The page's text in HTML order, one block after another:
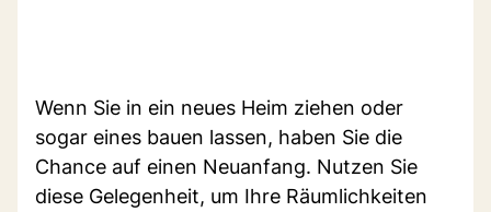
Wenn Sie in ein neues Heim ziehen oder
sogar eines bauen lassen, haben Sie die
Chance auf einen Neuanfang. Nutzen Sie
diese Gelegenheit, um Ihre Räumlichkeiten